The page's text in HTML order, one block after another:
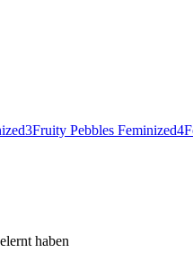
3Fruity Pebbles Feminized4
haben